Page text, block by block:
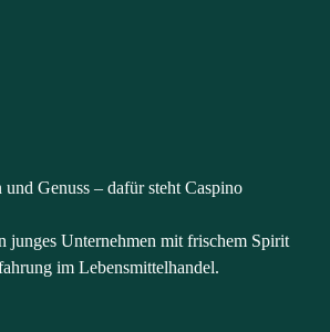
und Genuss – dafür steht Caspino
junges Unternehmen mit frischem Spirit
im Lebensmittelhandel.